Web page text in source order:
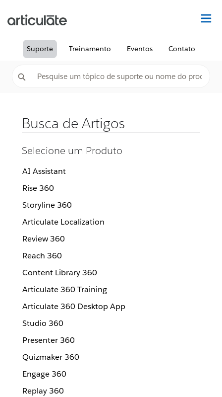
Suporte Treinamento Eventos Contato
Busca de Artigos
Selecione um Produto
AI Assistant
Rise 360
Storyline 360
Articulate Localization
Review 360
Reach 360
Content Library 360
Articulate 360 Training
Articulate 360 Desktop App
Studio 360
Presenter 360
Quizmaker 360
Engage 360
Replay 360